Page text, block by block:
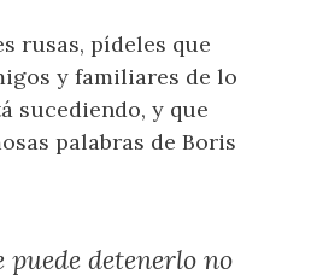
rusas, pídeles que
y familiares de lo
sucediendo, y que
palabras de Boris
puede detenerlo no